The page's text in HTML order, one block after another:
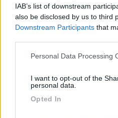
IAB’s list of downstream
also be disclosed by us to third
Downstream Participants that
Please note that this website/
not limited to your visit or
grant or deny consent to
use your data for below
Personal Data Processing
I want to opt-out of the
personal data.
Opted In
SS120 Km 191 + 900 Loc.